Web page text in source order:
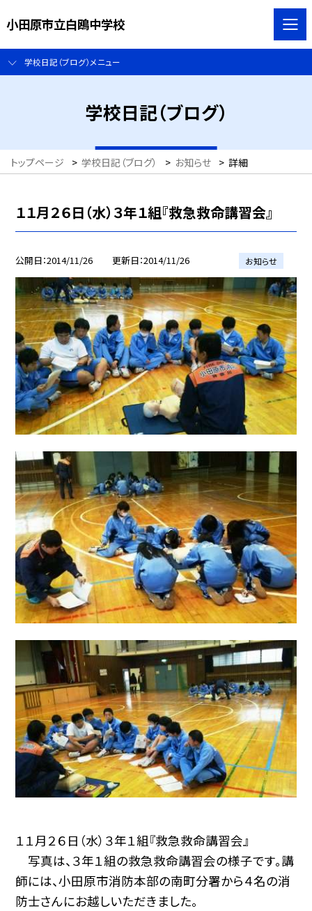
小田原市立白鴎中学校
学校日記（ブログ）メニュー
学校日記（ブログ）
トップページ > 学校日記（ブログ） > お知らせ > 詳細
１１月２６日（水）３年１組『救急救命講習会』
公開日 2014/11/26 更新日 2014/11/26 お知らせ
１１月２６日（水）３年１組『救急救命講習会』
写真は、３年１組の救急救命講習会の様子です。講
師には、小田原市消防本部の南町分署から４名の消
防士さんにお越しいただきました。